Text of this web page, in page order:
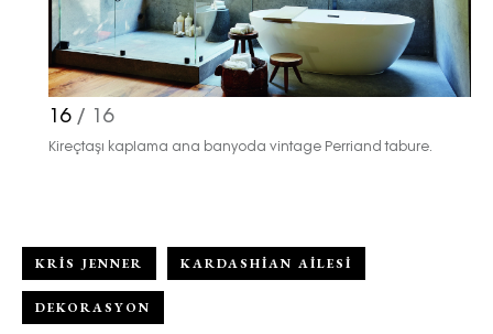
16/ 16
Kireçtaşı kaplama ana banyoda vintage Perriand tabure.
KRIS JENNER KARDASHIAN AILESI
DEKORASYON